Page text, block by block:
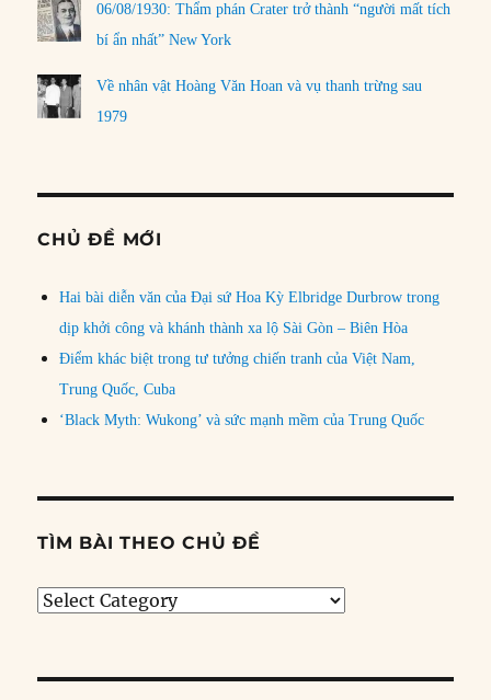
06/08/1930: Thẩm phán Crater trở thành “người mất tích
bí ẩn nhất” New York
Về nhân vật Hoàng Văn Hoan và vụ thanh trừng sau
1979
CHỦ ĐỀ MỚI
Hai bài diễn văn của Đại sứ Hoa Kỳ Elbridge Durbrow trong
dịp khởi công và khánh thành xa lộ Sài Gòn – Biên Hòa
Điểm khác biệt trong tư tưởng chiến tranh của Việt Nam,
Trung Quốc, Cuba
‘Black Myth: Wukong’ và sức mạnh mềm của Trung Quốc
TÌM BÀI THEO CHỦ ĐỀ
Tìm